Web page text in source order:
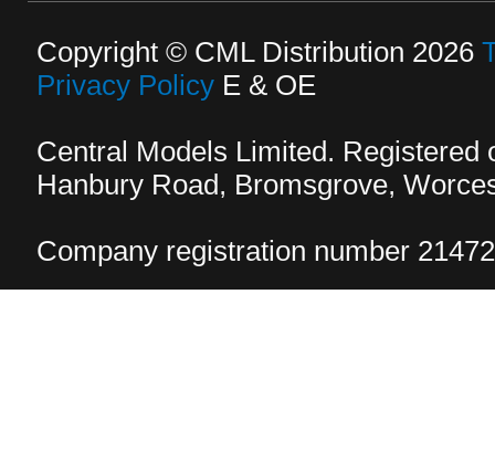
Copyright © CML Distribution 2026
Privacy Policy E & OE
Central Models Limited. Registered
Hanbury Road, Bromsgrove,
Company registration number